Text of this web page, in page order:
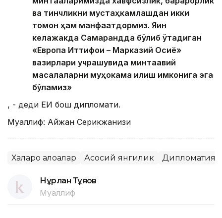
ва тинчликни мустаҳкамлашдан икки
томон ҳам манфаатдормиз. Яқин
келажакда Самарқандда бўлиб ўтадиган
«Европа Иттифоқи – Марказий Осиё»
вазирлари учрашувида минтақавий
масалаларни муҳокама қилиш имконига эга
бўламиз»
, - деди ЕИ бош дипломати.
Муаллиф: Айжан Серикжанқизи
Халқаро алоқалар Асосий янгилик Дипломатия
Нұрлан Тұяқов
Муаллиф